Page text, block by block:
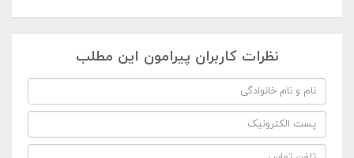
نظرات کاربران پیرامون این مطلب